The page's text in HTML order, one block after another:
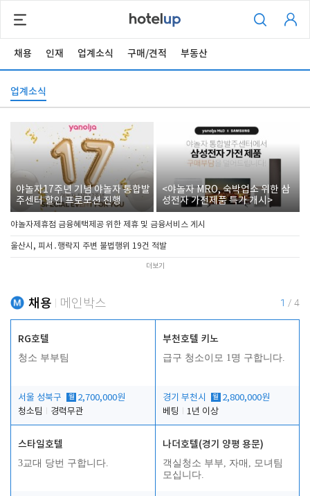
채용 인재 업계소식 구매/견적 부동산
업계소식
야놀자17주년 기념 야놀자 통합발
주센터 할인 프로모션 진행
<야놀자 MRO, 숙박업소 위한 삼
성전자 가전제품 특가 개시>
야놀자제휴점 금융혜택제공 위한 제휴 및 금융서비스 게시
울산시, 피서․행락지 주변 불법행위 19건 적발
더보기
채용 메인박스 1 / 4
RG호텔
청소 부부팀
서울 성북구 월 2,700,000원
청소팀
경력무관
부천호텔 키노
급구 청소이모 1명 구합니다.
경기 부천시 월 2,800,000원
베팅
1년 이상
스타일호텔
3교대 당번 구합니다.
나더호텔(경기 양평 용문)
객실청소 부부, 자매, 모녀팀
모십니다.